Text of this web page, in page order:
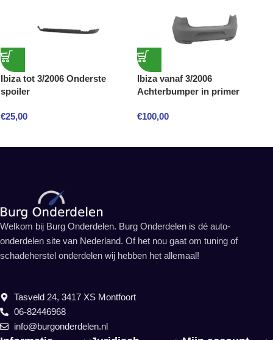
Ibiza tot 3/2006 Onderste
spoiler
€25,00
Ibiza vanaf 3/2006
Achterbumper in primer
€100,00
Welkom bij Burg Onderdelen. Burg Onderdelen is dé auto-
onderdelen site van Nederland. Of het nou gaat om tuning of
schadeherstel onderdelen wij hebben het allemaal!
Tasveld 24, 3417 XS Montfoort
06-82446968
info@burgonderdelen.nl